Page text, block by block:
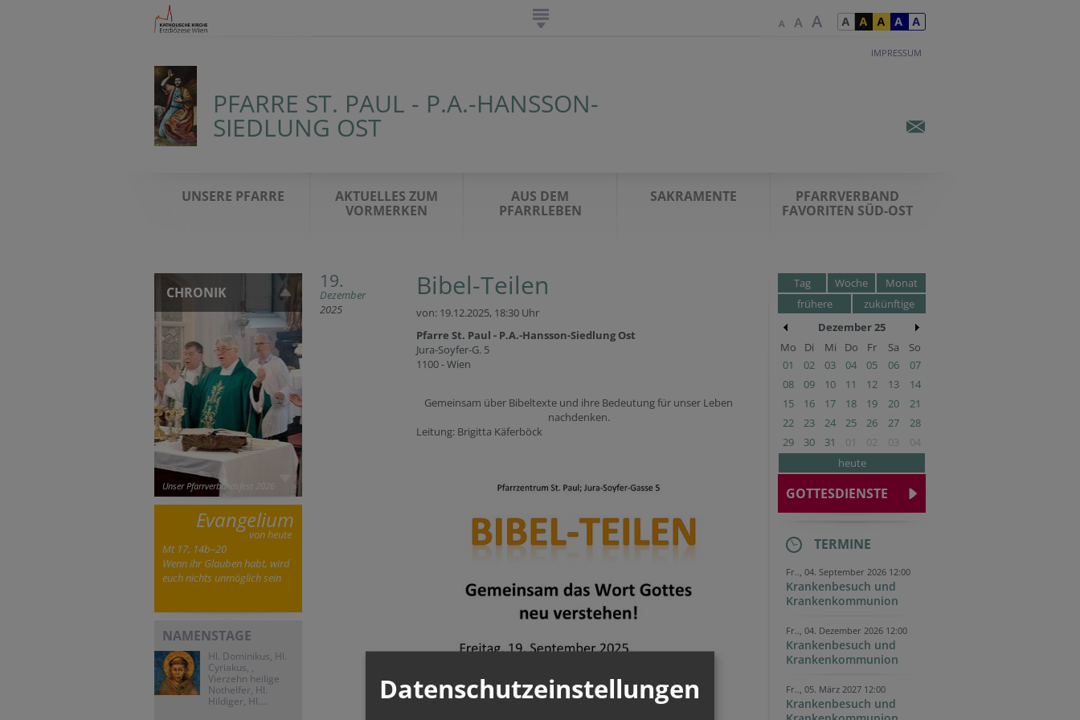
IMPRESSUM
PFARRE ST. PAUL - P.A.-HANSSON-
SIEDLUNG OST
UNSERE PFARRE
AKTUELLES ZUM
VORMERKEN
AUS DEM
PFARRLEBEN
SAKRAMENTE
PFARRVERBAND
FAVORITEN SÜD-OST
CHRONIK
Unser Pfarrverbandsfest 2026
Evangelium
von heute
Mt 17, 14b–20
Wenn ihr Glauben habt, wird
euch nichts unmöglich sein
NAMENSTAGE
Hl. Dominikus, Hl.
Cyriakus, ,
Vierzehn heilige
Nothelfer, Hl.
Hildiger, Hl....
19.
Dezember
2025
Bibel-Teilen
von: 19.12.2025, 18:30 Uhr
Pfarre St. Paul - P.A.-Hansson-Siedlung Ost
Jura-Soyfer-G. 5
1100 - Wien
Gemeinsam über Bibeltexte und ihre Bedeutung für unser Leben
nachdenken.
Leitung: Brigitta Käferböck
Tag Woche
Monat
frühere
zukünftige
Dezember 25
Mo
Di Mi Do Fr Sa
So
01
02 03 04 05 06
07
08
09 10 11 12 13
14
15
16 17 18 19 20
21
22
23 24 25 26 27
28
29
30 31 01 02 03
04
heute
GOTTESDIENSTE
TERMINE
Fr.., 04. September 2026 12:00
Krankenbesuch und
Krankenkommunion
Fr.., 04. Dezember 2026 12:00
Krankenbesuch und
Krankenkommunion
Fr.., 05. März 2027 12:00
Krankenbesuch und
Datenschutzeinstellungen